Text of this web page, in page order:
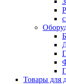
Товары для